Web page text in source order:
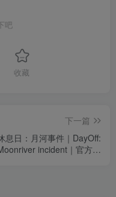
吧
收藏
下一篇
息日：月河事件｜DayOff:
incident｜官方中